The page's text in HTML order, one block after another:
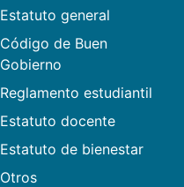
Estatuto general
Código de Buen
Gobierno
Reglamento estudiantil
Estatuto docente
Estatuto de bienestar
Otros